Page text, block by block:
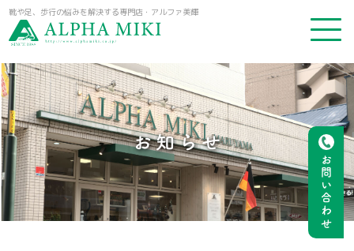
靴や足、歩行の悩みを解決する専門店・アルファ美輝
お問い合わせ
お知らせ